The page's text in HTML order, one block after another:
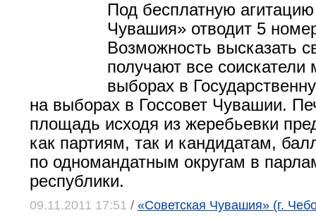
Под бесплатную
Чувашия» отводит 5
Возможность высказать
получают все соискатели
выборах в
на выборах в Госсовет Чувашии.
площадь исходя из жеребьевки
как партиям, так и кандидатам,
по одномандатным округам в
республики.
09.11.2011 17:51 / «Советская Чувашия» (г.